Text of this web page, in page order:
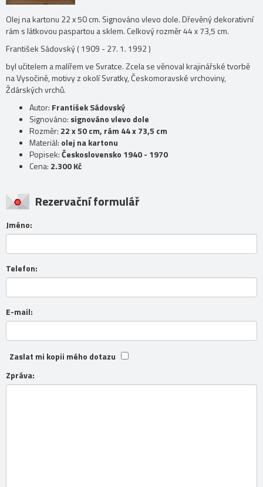
Olej na kartonu 22 x 50 cm. Signováno vlevo dole. Dřevěný dekorativní
rám s látkovou paspartou a sklem. Celkový rozměr 44 x 73,5 cm.
František Sádovský ( 1909 - 27. 1. 1992 )
byl učitelem a malířem ve Svratce. Zcela se věnoval krajinářské tvorbě
na Vysočině, motivy z okolí Svratky, Českomoravské vrchoviny,
Ždárských vrchů.
Autor: František Sádovský
Signováno: signováno vlevo dole
Rozměr: 22 x 50 cm, rám 44 x 73,5 cm
Materiál: olej na kartonu
Popisek:Československo 1940 - 1970
Cena: 2.300 Kč
Rezervační formulář
Jméno:
Telefon:
E-mail:
Zaslat mi kopii mého dotazu
Zpráva: